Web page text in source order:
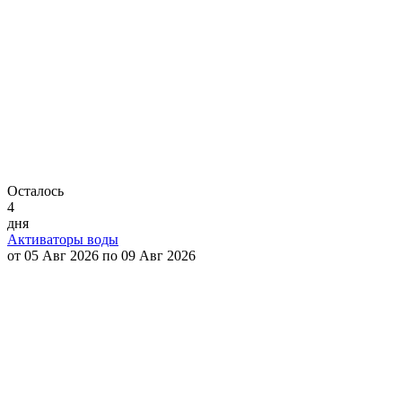
Осталось
4
дня
Активаторы воды
от 05 Авг 2026 по 09 Авг 2026